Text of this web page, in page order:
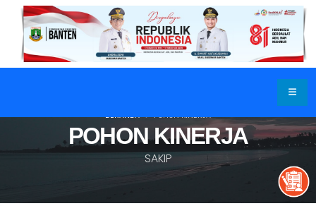
POHON KINERJA
SAKIP
BERANDA POHON KINERJA